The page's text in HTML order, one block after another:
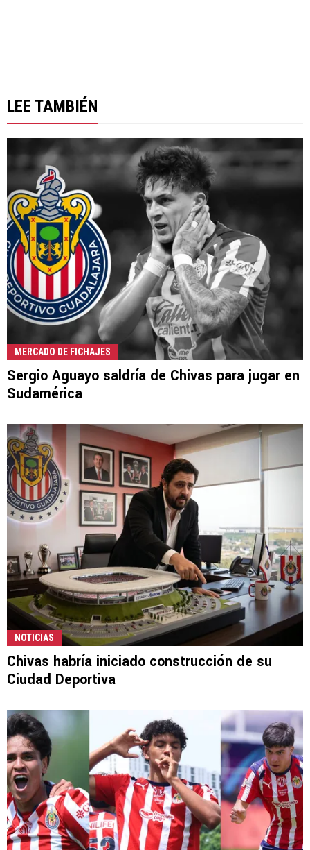
LEE TAMBIÉN
MERCADO DE FICHAJES
Sergio Aguayo saldría de Chivas para jugar en
Sudamérica
NOTICIAS
Chivas habría iniciado construcción de su
Ciudad Deportiva